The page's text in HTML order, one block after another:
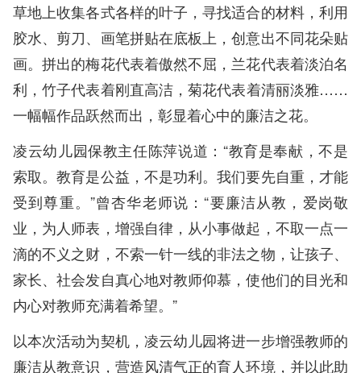
草地上收集各式各样的叶子，寻找适合的材料，利用
胶水、剪刀、画笔拼贴在底板上，创意出不同花朵贴
画。拼出的梅花代表着傲然不屈，兰花代表着淡泊名
利，竹子代表着刚直高洁，菊花代表着清丽淡雅……
一幅幅作品跃然而出，彰显着心中的廉洁之花。
凌云幼儿园保教主任陈萍说道：“教育是奉献，不是
索取。教育是公益，不是功利。我们要先自重，才能
受到尊重。”曾杏华老师说：“要廉洁从教，爱岗敬
业，为人师表，增强自律，从小事做起，不取一点一
滴的不义之财，不索一针一线的非法之物，让孩子、
家长、社会发自真心地对教师仰慕，使他们的目光和
内心对教师充满着希望。”
以本次活动为契机，凌云幼儿园将进一步增强教师的
廉洁从教意识，营造风清气正的育人环境，并以此助